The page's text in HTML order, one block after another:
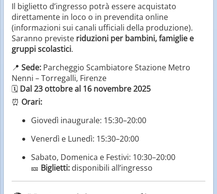
Il biglietto d’ingresso potrà essere acquistato
direttamente in loco o in prevendita online
(informazioni sui canali ufficiali della produzione).
Saranno previste riduzioni per bambini, famiglie e
gruppi scolastici.
📍 Sede: Parcheggio Scambiatore Stazione Metro
Nenni – Torregalli, Firenze
🗓️ Dal 23 ottobre al 16 novembre 2025
⏰ Orari:
Giovedì inaugurale: 15:30–20:00
Venerdì e Lunedì: 15:30–20:00
Sabato, Domenica e Festivi: 10:30–20:00
🎫 Biglietti: disponibili all’ingresso